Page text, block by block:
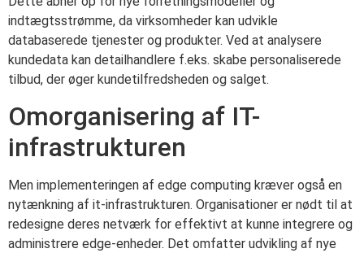
indtægtsstrømme, da virksomheder kan udvikle
databaserede tjenester og produkter. Ved at analysere
kundedata kan detailhandlere f.eks. skabe personaliserede
tilbud, der øger kundetilfredsheden og salget.
Omorganisering af IT-
infrastrukturen
Men implementeringen af edge computing kræver også en
nytænkning af it-infrastrukturen. Organisationer er nødt til at
redesigne deres netværk for effektivt at kunne integrere og
administrere edge-enheder. Det omfatter udvikling af nye